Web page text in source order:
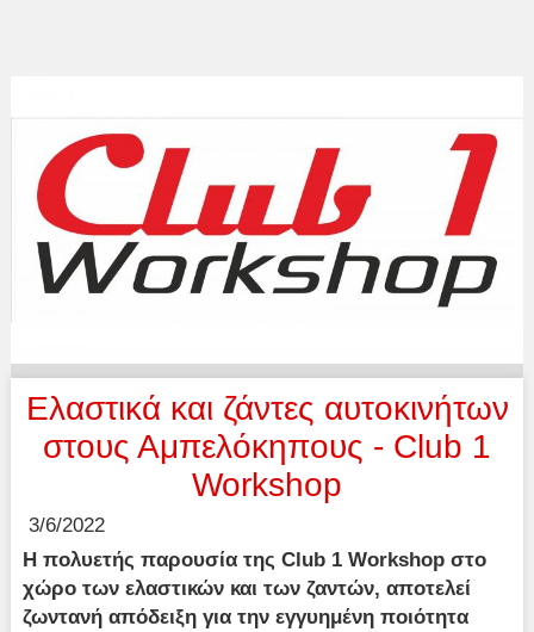
Ελαστικά και ζάντες αυτοκινήτων
στους Αμπελόκηπους - Club 1
Workshop
3/6/2022
Η πολυετής παρουσία της Club 1 Workshop στο
χώρο των ελαστικών και των ζαντών, αποτελεί
ζωντανή απόδειξη για την εγγυημένη ποιότητα